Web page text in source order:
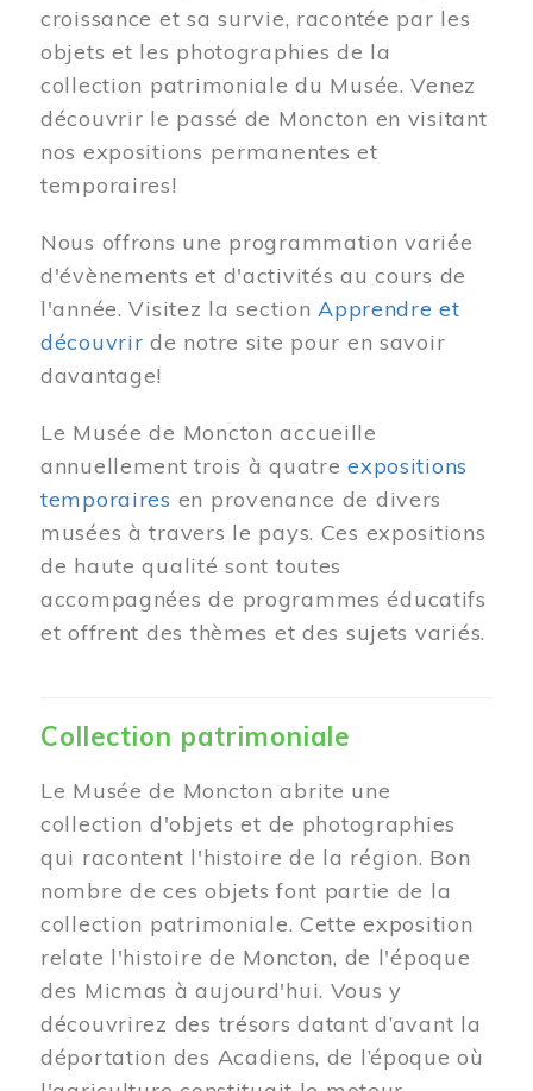
croissance et sa survie, racontée par les
objets et les photographies de la
collection patrimoniale du Musée. Venez
découvrir le passé de Moncton en visitant
nos expositions permanentes et
temporaires!
Nous offrons une programmation variée
d'évènements et d'activités au cours de
l'année. Visitez la sectionApprendre et
découvrir de notre site pour en savoir
davantage!
Le Musée de Moncton accueille
annuellement trois à quatreexpositions
temporaires en provenance de divers
musées à travers le pays. Ces expositions
de haute qualité sont toutes
accompagnées de programmes éducatifs
et offrent des thèmes et des sujets variés.
Collection patrimoniale
Le Musée de Moncton abrite une
collection d'objets et de photographies
qui racontent l'histoire de la région. Bon
nombre de ces objets font partie de la
collection patrimoniale. Cette exposition
relate l'histoire de Moncton, de l'époque
des Micmas à aujourd'hui. Vous y
découvrirez des trésors datant d’avant la
déportation des Acadiens, de l’époque où